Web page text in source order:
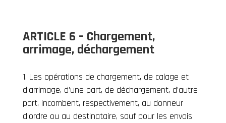
ARTICLE 6 – Chargement,
arrimage, déchargement
Les opérations de chargement, de calage et
d’arrimage, d’une part, de déchargement, d’autre
part, incombent, respectivement, au donneur
d’ordre ou au destinataire, sauf pour les envois